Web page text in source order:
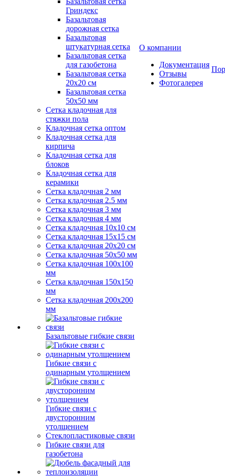
Гриндекс
Базальтовая
дорожная сетка
Базальтовая
штукатурная сетка
Базальтовая сетка
для газобетона
Базальтовая сетка
20x20 см
Базальтовая сетка
50x50 мм
Сетка кладочная для
стяжки пола
Кладочная сетка оптом
Кладочная сетка для
кирпича
Кладочная сетка для
блоков
Кладочная сетка для
керамики
Сетка кладочная 2 мм
Сетка кладочная 2.5 мм
Сетка кладочная 3 мм
Сетка кладочная 4 мм
Сетка кладочная 10x10 см
Сетка кладочная 15x15 см
Сетка кладочная 20x20 см
Сетка кладочная 50x50 мм
Сетка кладочная 100x100
мм
Сетка кладочная 150x150
мм
Сетка кладочная 200x200
мм
Базальтовые гибкие связи
Гибкие связи с
одинарным утолщением
Гибкие связи с
двусторонним
утолщением
Стеклопластиковые связи
Гибкие связи для
газобетона
О компании
Документация
Отзывы
Фотогалерея